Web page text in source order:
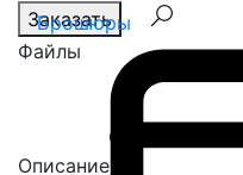
Брошюры
Заказать
Файлы
Спасибо,
Описание